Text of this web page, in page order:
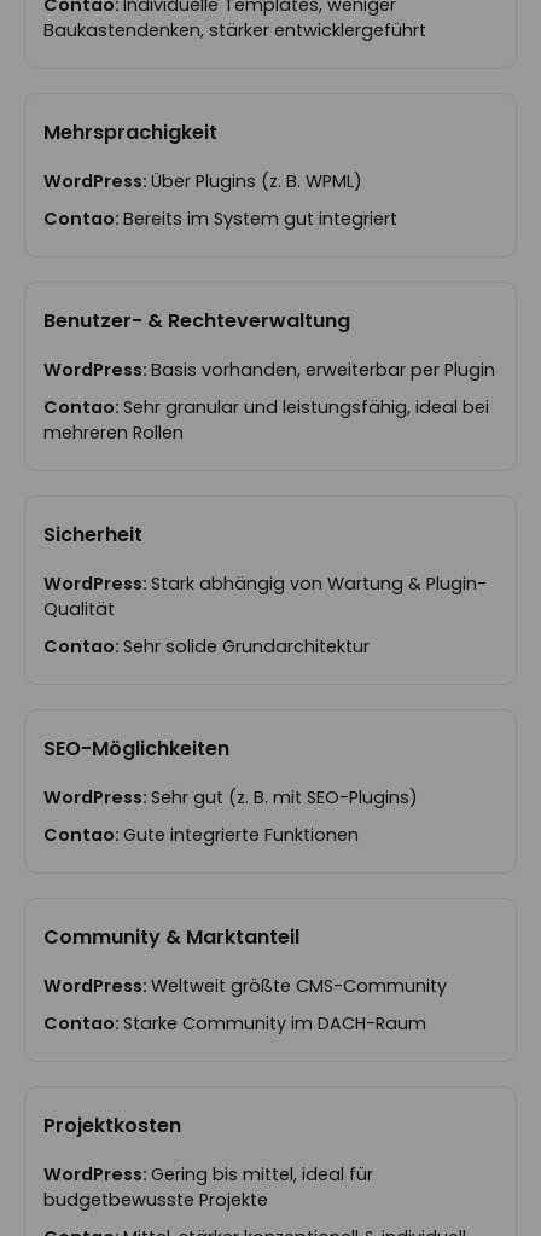
Individuelle Templates, weniger
Baukastendenken, stärker entwicklergeführt
Mehrsprachigkeit
Über Plugins (z. B. WPML)
Bereits im System gut integriert
Benutzer- & Rechteverwaltung
Basis vorhanden, erweiterbar per Plugin
Sehr granular und leistungsfähig, ideal bei
mehreren Rollen
Sicherheit
Stark abhängig von Wartung & Plugin-
Qualität
Sehr solide Grundarchitektur
SEO-Möglichkeiten
Sehr gut (z. B. mit SEO-Plugins)
Gute integrierte Funktionen
Community & Marktanteil
Weltweit größte CMS-Community
Starke Community im DACH-Raum
Projektkosten
Gering bis mittel, ideal für
budgetbewusste Projekte